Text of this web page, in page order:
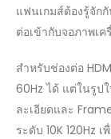
แฟนเกมส์ต้องรู้จัก
ต่อเข้ากับจอภาพเ
สำหรับช่องต่อ
60Hz ได้ แต่ในรูป
ละเอียดและ
ระดับ 10K 120Hz